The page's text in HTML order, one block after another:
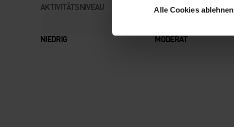
Alle Cookies ablehnen
AKTIVITÄTSNIVEAU
NIEDRIG MODERAT